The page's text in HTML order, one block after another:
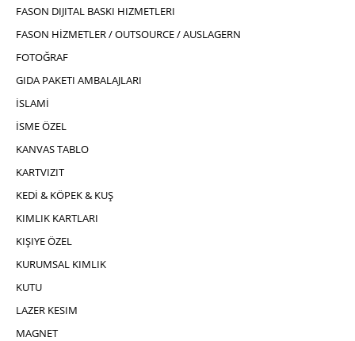
FASON DIJITAL BASKI HIZMETLERI
FASON HİZMETLER / OUTSOURCE / AUSLAGERN
FOTOĞRAF
GIDA PAKETI AMBALAJLARI
İSLAMİ
İSME ÖZEL
KANVAS TABLO
KARTVIZIT
KEDİ & KÖPEK & KUŞ
KIMLIK KARTLARI
KIŞIYE ÖZEL
KURUMSAL KIMLIK
KUTU
LAZER KESIM
MAGNET